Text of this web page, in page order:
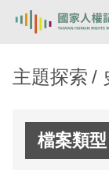
新生訓導處
主題探索
檔案類型